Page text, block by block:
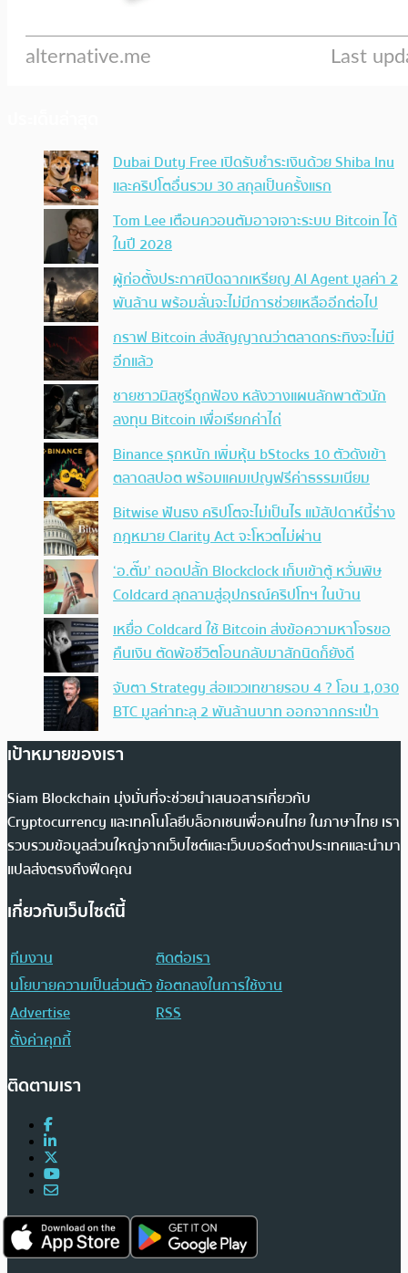
Dubai Duty Free เปิดรับชำระเงินด้วย Shiba Inu
และคริปโตอื่นรวม 30 สกุลเป็นครั้งแรก
Tom Lee เตือนควอนตัมอาจเจาะระบบ Bitcoin ได้
ในปี 2028
ผู้ก่อตั้งประกาศปิดฉากเหรียญ AI Agent มูลค่า 2
พันล้าน พร้อมลั่นจะไม่มีการช่วยเหลืออีกต่อไป
กราฟ Bitcoin ส่งสัญญาณว่าตลาดกระทิงจะไม่มี
อีกแล้ว
ชายชาวมิสซูรีถูกฟ้อง หลังวางแผนลักพาตัวนัก
ลงทุน Bitcoin เพื่อเรียกค่าไถ่
Binance รุกหนัก เพิ่มหุ้น bStocks 10 ตัวดังเข้า
ตลาดสปอต พร้อมแคมเปญฟรีค่าธรรมเนียม
Bitwise ฟันธง คริปโตจะไม่เป็นไร แม้สัปดาห์นี้ร่าง
กฎหมาย Clarity Act จะโหวตไม่ผ่าน
‘อ.ตั๊ม’ ถอดปลั้ก Blockclock เก็บเข้าตู้ หวั่นพิษ
Coldcard ลุกลามสู่อุปกรณ์คริปโทฯ ในบ้าน
เหยื่อ Coldcard ใช้ Bitcoin ส่งข้อความหาโจรขอ
คืนเงิน ตัดพ้อชีวิตโอนกลับมาสักนิดก็ยังดี
จับตา Strategy ส่อแววเทขายรอบ 4 ? โอน 1,030
BTC มูลค่าทะลุ 2 พันล้านบาท ออกจากกระเป๋า
เป้าหมายของเรา
Siam Blockchain มุ่งมั่นที่จะช่วยนำเสนอสารเกี่ยวกับ
Cryptocurrency และเทคโนโลยีบล็อกเชนเพื่อคนไทย ในภาษาไทย เรา
รวบรวมข้อมูลส่วนใหญ่จากเว็บไซต์และเว็บบอร์ดต่างประเทศและนำมา
แปลส่งตรงถึงฟีดคุณ
เกี่ยวกับเว็บไซต์นี้
ทีมงาน
ติดต่อเรา
นโยบายความเป็นส่วนตัวข้อตกลงในการใช้งาน
Advertise
RSS
ตั้งค่าคุกกี้
ติดตามเรา